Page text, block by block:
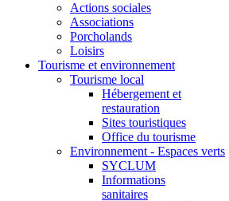
Actions sociales
Associations
Porcholands
Loisirs
Tourisme et environnement
Tourisme local
Hébergement et
restauration
Sites touristiques
Office du tourisme
Environnement - Espaces verts
SYCLUM
Informations
sanitaires